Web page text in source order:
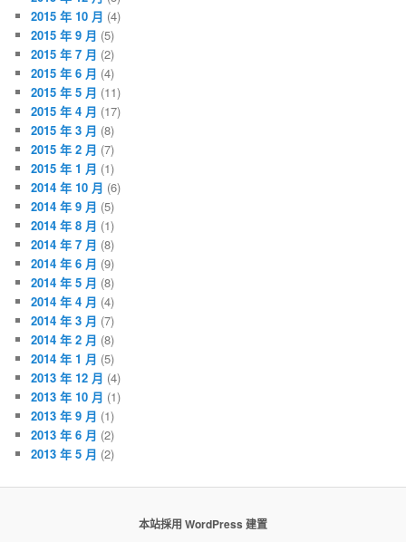
2015 年 10 月 (4)
2015 年 9 月 (5)
2015 年 7 月 (2)
2015 年 6 月 (4)
2015 年 5 月 (11)
2015 年 4 月 (17)
2015 年 3 月 (8)
2015 年 2 月 (7)
2015 年 1 月 (1)
2014 年 10 月 (6)
2014 年 9 月 (5)
2014 年 8 月 (1)
2014 年 7 月 (8)
2014 年 6 月 (9)
2014 年 5 月 (8)
2014 年 4 月 (4)
2014 年 3 月 (7)
2014 年 2 月 (8)
2014 年 1 月 (5)
2013 年 12 月 (4)
2013 年 10 月 (1)
2013 年 9 月 (1)
2013 年 6 月 (2)
2013 年 5 月 (2)
本站採用 WordPress 建置